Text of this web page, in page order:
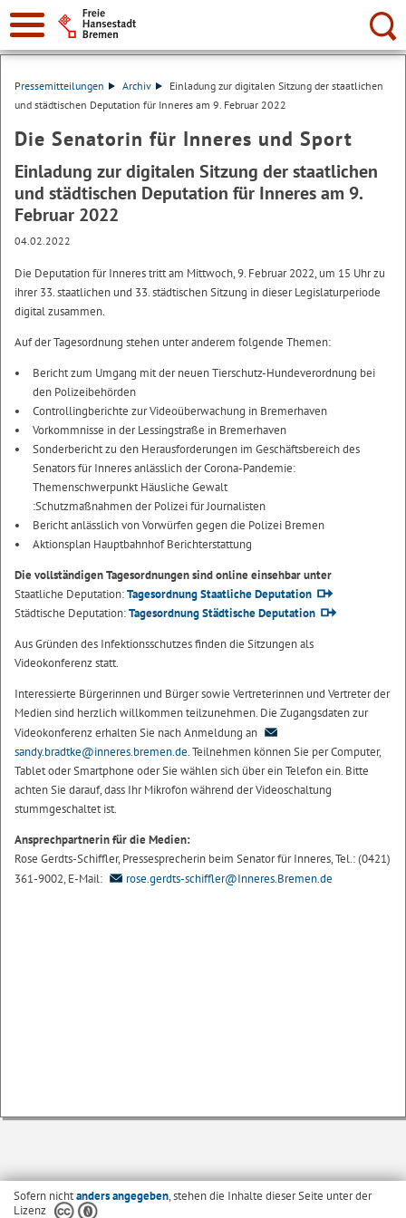
Suche:
Pressemitteilungen Archiv
Einladung zur digitalen Sitzung der staatlichen
und städtischen Deputation für Inneres am 9. Februar 2022
Die Senatorin für Inneres und Sport
Einladung zur digitalen Sitzung der staatlichen
und städtischen Deputation für Inneres am 9.
Februar 2022
04.02.2022
Die Deputation für Inneres tritt am Mittwoch, 9. Februar 2022, um 15 Uhr zu
ihrer 33. staatlichen und 33. städtischen Sitzung in dieser Legislaturperiode
digital zusammen.
Auf der Tagesordnung stehen unter anderem folgende Themen:
Bericht zum Umgang mit der neuen Tierschutz-Hundeverordnung bei
den Polizeibehörden
Controllingberichte zur Videoüberwachung in Bremerhaven
Vorkommnisse in der Lessingstraße in Bremerhaven
Sonderbericht zu den Herausforderungen im Geschäftsbereich des
Senators für Inneres anlässlich der Corona-Pandemie:
Themenschwerpunkt Häusliche Gewalt
:Schutzmaßnahmen der Polizei für Journalisten
Bericht anlässlich von Vorwürfen gegen die Polizei Bremen
Aktionsplan Hauptbahnhof Berichterstattung
Die vollständigen Tagesordnungen sind online einsehbar unter
Staatliche Deputation:Tagesordnung Staatliche Deputation
Städtische Deputation:Tagesordnung Städtische Deputation
Aus Gründen des Infektionsschutzes finden die Sitzungen als
Videokonferenz statt.
Interessierte Bürgerinnen und Bürger sowie Vertreterinnen und Vertreter der
Medien sind herzlich willkommen teilzunehmen. Die Zugangsdaten zur
Videokonferenz erhalten Sie nach Anmeldung an
sandy.bradtke@inneres.bremen.de. Teilnehmen können Sie per Computer,
Tablet oder Smartphone oder Sie wählen sich über ein Telefon ein. Bitte
achten Sie darauf, dass Ihr Mikrofon während der Videoschaltung
stummgeschaltet ist.
Ansprechpartnerin für die Medien:
Rose Gerdts-Schiffler, Pressesprecherin beim Senator für Inneres, Tel.: (0421)
361-9002, E-Mail:
rose.gerdts-schiffler@Inneres.Bremen.de
Sofern nichtanders angegeben, stehen die Inhalte dieser Seite unter der
Lizenz